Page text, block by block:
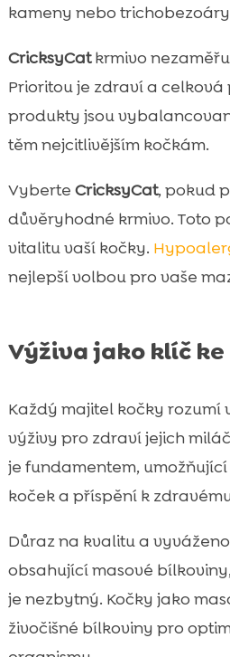
kameny nebo
CricksyCatkrmivo
Prioritou je zdraví a celková
produkty jsou
těm nejcitlivějším kočkám.
Vyberte CricksyCat, pokud
důvěryhodné krmivo. Toto
vitalitu vaší kočky.
nejlepší volbou pro vaše
Výživa jako klíč
Každý majitel kočky rozumí
výživy pro zdraví jejich
je fundamentem,
koček a příspění k
Důraz na kvalitu a
obsahující masové
je nezbytný. Kočky jako
živočišné bílkoviny pro